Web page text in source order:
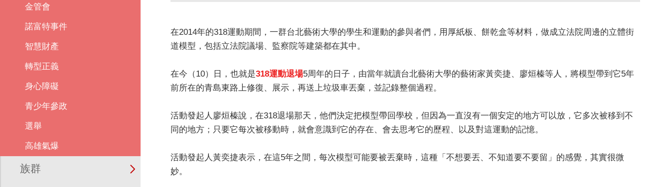
金管會
諾富特事件
智慧財產
轉型正義
身心障礙
青少年參政
選舉
高雄氣爆
族群
在2014年的318運動期間，一群台北藝術大學的學生和運動的參與者們，用厚紙板、餅乾盒等材料，做成立法院周邊的立體街
道模型，包括立法院議場、監察院等建築都在其中。
在今（10）日，也就是318運動退場5周年的日子，由當年就讀台北藝術大學的藝術家黃奕捷、廖烜榛等人，將模型帶到它5年
前所在的青島東路上修復、展示，再送上垃圾車丟棄，並記錄整個過程。
活動發起人廖烜榛說，在318退場那天，他們決定把模型帶回學校，但因為一直沒有一個安定的地方可以放，它多次被移到不
同的地方；只要它每次被移動時，就會意識到它的存在、會去思考它的歷程、以及對這運動的記憶。
活動發起人黃奕捷表示，在這5年之間，每次模型可能要被丟棄時，這種「不想要丟、不知道要不要留」的感覺，其實很微
妙。